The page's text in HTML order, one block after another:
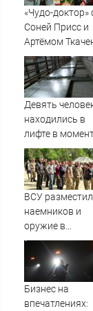
«Чудо-доктор»
Соней Присс и
Артёмом
выходит на
Девять
находились в
лифте в
его падения в
Махачкале -
Новости на
Вести.ru
ВСУ
наемников и
оружие в
действующем
детском лагере
под Львовом -
Новости на
Бизнес на
впечатлениях: